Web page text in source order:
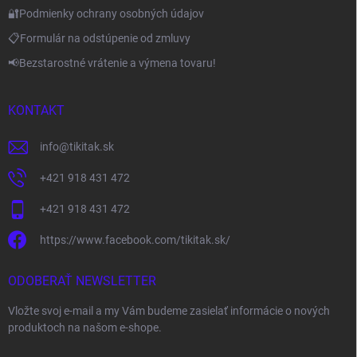
🔐Podmienky ochrany osobných údajov
📋Formulár na odstúpenie od zmluvy
📢Bezstarostné vrátenie a výmena tovaru!
KONTAKT
info@tikitak.sk
+421 918 431 472
+421 918 431 472
https://www.facebook.com/tikitak.sk/
ODOBERAŤ NEWSLETTER
Vložte svoj e-mail a my Vám budeme zasielať informácie o nových
produktoch na našom e-shope.